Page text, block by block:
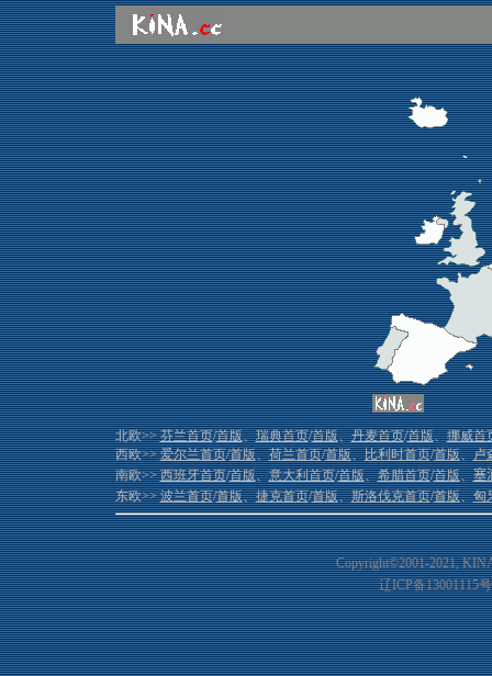
北欧>>芬兰首页/首版、瑞典首页/首版、丹麦首页/首版、挪威首
西欧>>爱尔兰首页/首版、荷兰首页/首版、比利时首页/首版、卢
南欧>>西班牙首页/首版、意大利首页/首版、希腊首页/首版、塞
东欧>>波兰首页/首版、捷克首页/首版、斯洛伐克首页/首版、匈
Copyright©2001-2021,
辽ICP备13001115